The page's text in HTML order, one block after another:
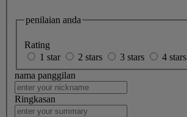
penilaian anda
Rating
1 star
2 stars 3 stars 4 stars
nama panggilan
Ringkasan